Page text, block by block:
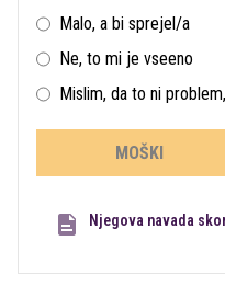
Malo, a bi sprejel/a
Ne, to mi je vseeno
Mislim, da to ni
MOŠKI
Njegova navada